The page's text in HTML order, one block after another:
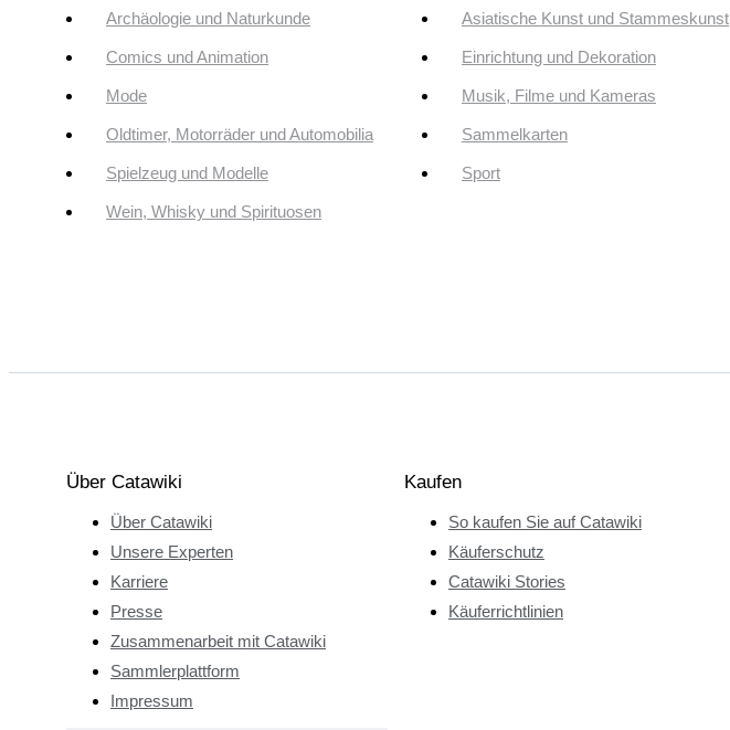
Archäologie und Naturkunde Asiatische Kunst und Stammeskunst
Comics und Animation Einrichtung und Dekoration
Mode Musik, Filme und Kameras
Oldtimer, Motorräder und Automobilia Sammelkarten
Spielzeug und Modelle Sport
Wein, Whisky und Spirituosen
Über Catawiki
Über Catawiki
Unsere Experten
Karriere
Presse
Zusammenarbeit mit Catawiki
Sammlerplattform
Impressum
Kaufen
So kaufen Sie auf Catawiki
Käuferschutz
Catawiki Stories
Käuferrichtlinien